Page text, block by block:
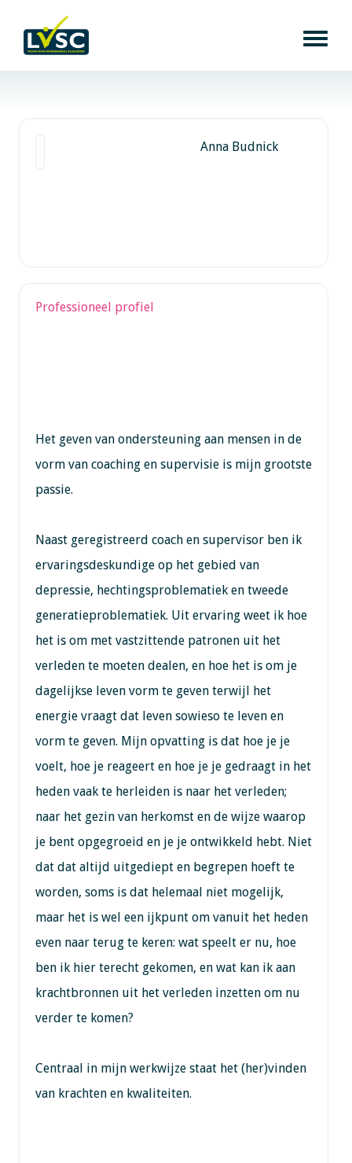
Anna Budnick
Professioneel profiel
Het geven van ondersteuning aan mensen in de
vorm van coaching en supervisie is mijn grootste
passie.
Naast geregistreerd coach en supervisor ben ik
ervaringsdeskundige op het gebied van
depressie, hechtingsproblematiek en tweede
generatieproblematiek. Uit ervaring weet ik hoe
het is om met vastzittende patronen uit het
verleden te moeten dealen, en hoe het is om je
dagelijkse leven vorm te geven terwijl het
energie vraagt dat leven sowieso te leven en
vorm te geven. Mijn opvatting is dat hoe je je
voelt, hoe je reageert en hoe je je gedraagt in het
heden vaak te herleiden is naar het verleden;
naar het gezin van herkomst en de wijze waarop
je bent opgegroeid en je je ontwikkeld hebt. Niet
dat dat altijd uitgediept en begrepen hoeft te
worden, soms is dat helemaal niet mogelijk,
maar het is wel een ijkpunt om vanuit het heden
even naar terug te keren: wat speelt er nu, hoe
ben ik hier terecht gekomen, en wat kan ik aan
krachtbronnen uit het verleden inzetten om nu
verder te komen?
Centraal in mijn werkwijze staat het (her)vinden
van krachten en kwaliteiten.